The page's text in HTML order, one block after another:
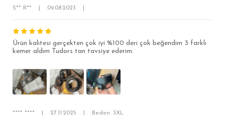
OVERSİZE
BÜYÜK BEDEN
S** R** 09.08.2023
Ürün kalitesi gerçekten çok iyi %100 deri çok beğendim 3 farklı
kemer aldım Tudors tan tavsiye ederim.
**** **** 27.11.2025 Beden: 3XL